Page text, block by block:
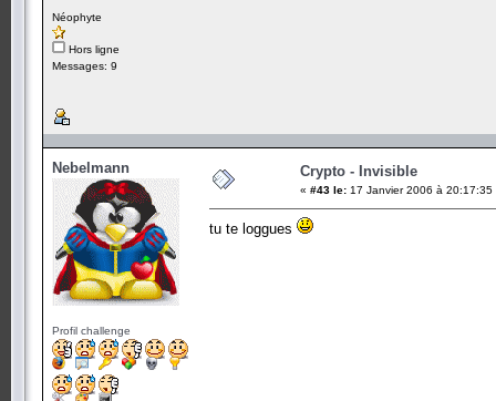
Néophyte
Hors ligne
Messages: 9
Nebelmann
Profil challenge
Crypto - Invisible
« #43 le: 17 Janvier 2006 à 20:17:35
tu te loggues